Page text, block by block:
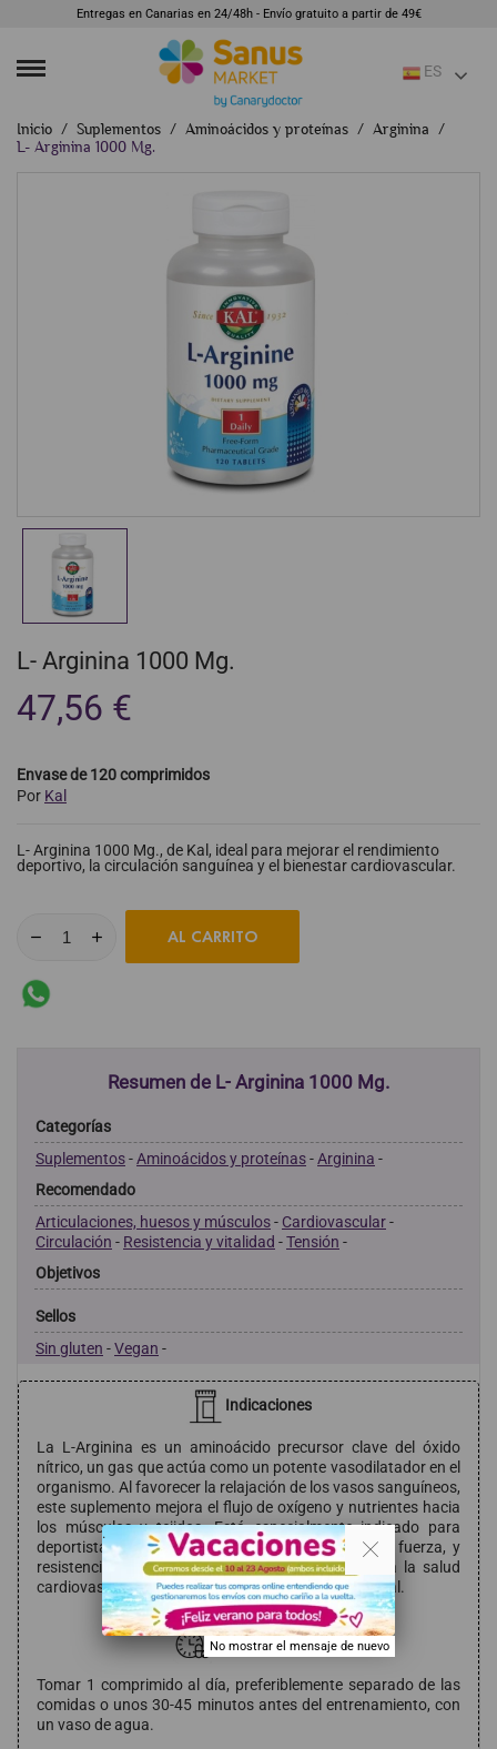
Entregas en Canarias en 24/48h - Envío gratuito a partir de 49€
ES
Inicio Suplementos Aminoácidos y proteínas
Arginina
L- Arginina 1000 Mg.
L- Arginina 1000 Mg.
47,56 €
Envase de 120 comprimidos
Por Kal
L- Arginina 1000 Mg., de Kal, ideal para mejorar el rendimiento
deportivo, la circulación sanguínea y el bienestar cardiovascular.
AL CARRITO
Resumen de L- Arginina 1000 Mg.
Categorías
Suplementos-Aminoácidos y proteínas-Arginina -
Recomendado
Articulaciones, huesos y músculos- Cardiovascular-
Circulación - Resistencia y vitalidad -Tensión -
Objetivos
Sellos
Sin gluten -Vegan -
Indicaciones
La L-Arginina es un aminoácido precursor clave del óxido
nítrico, un gas que actúa como un potente vasodilatador en el
organismo. Al favorecer la relajación de los vasos sanguíneos,
este suplemento mejora el flujo de oxígeno y nutrientes hacia
los músculos y tejidos. Está especialmente indicado para
deportistas que buscan optimizar su rendimiento, fuerza, y
resistencia. Asimismo, es un excelente aliado para la salud
cardiovascular, ayudando a regular la presión arterial.
Modo de empleo
Tomar 1 comprimido al día, preferiblemente separado de las
comidas o unos 30-45 minutos antes del entrenamiento, con
un vaso de agua.
. .
No mostrar el mensaje de nuevo